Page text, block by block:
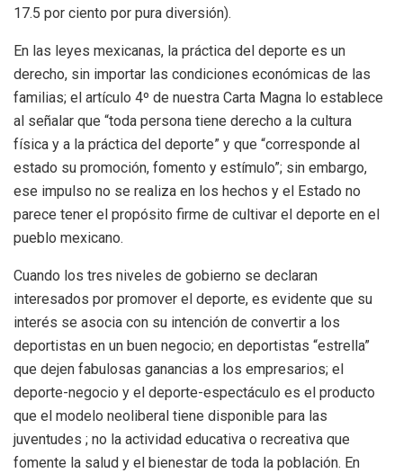
17.5 por ciento por pura diversión).
En las leyes mexicanas, la práctica del deporte es un
derecho, sin importar las condiciones económicas de las
familias; el artículo 4º de nuestra Carta Magna lo establece
al señalar que “toda persona tiene derecho a la cultura
física y a la práctica del deporte” y que “corresponde al
estado su promoción, fomento y estímulo”; sin embargo,
ese impulso no se realiza en los hechos y el Estado no
parece tener el propósito firme de cultivar el deporte en el
pueblo mexicano.
Cuando los tres niveles de gobierno se declaran
interesados por promover el deporte, es evidente que su
interés se asocia con su intención de convertir a los
deportistas en un buen negocio; en deportistas “estrella”
que dejen fabulosas ganancias a los empresarios; el
deporte-negocio y el deporte-espectáculo es el producto
que el modelo neoliberal tiene disponible para las
juventudes ; no la actividad educativa o recreativa que
fomente la salud y el bienestar de toda la población. En